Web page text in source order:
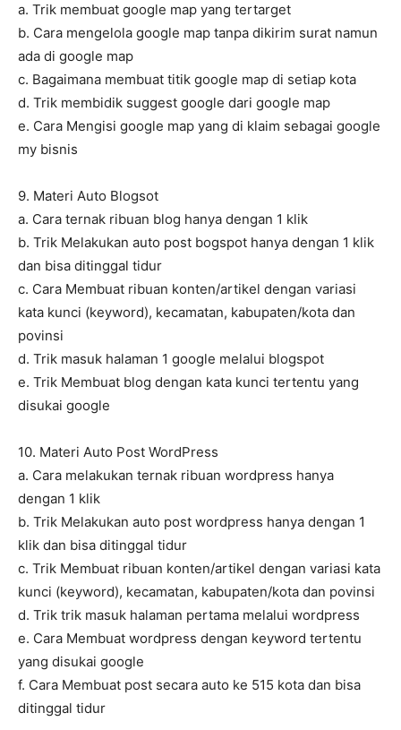
a. Trik membuat google map yang tertarget
b. Cara mengelola google map tanpa dikirim surat namun
ada di google map
c. Bagaimana membuat titik google map di setiap kota
d. Trik membidik suggest google dari google map
e. Cara Mengisi google map yang di klaim sebagai google
my bisnis
9. Materi Auto Blogsot
a. Cara ternak ribuan blog hanya dengan 1 klik
b. Trik Melakukan auto post bogspot hanya dengan 1 klik
dan bisa ditinggal tidur
c. Cara Membuat ribuan konten/artikel dengan variasi
kata kunci (keyword), kecamatan, kabupaten/kota dan
povinsi
d. Trik masuk halaman 1 google melalui blogspot
e. Trik Membuat blog dengan kata kunci tertentu yang
disukai google
10. Materi Auto Post WordPress
a. Cara melakukan ternak ribuan wordpress hanya
dengan 1 klik
b. Trik Melakukan auto post wordpress hanya dengan 1
klik dan bisa ditinggal tidur
c. Trik Membuat ribuan konten/artikel dengan variasi kata
kunci (keyword), kecamatan, kabupaten/kota dan povinsi
d. Trik trik masuk halaman pertama melalui wordpress
e. Cara Membuat wordpress dengan keyword tertentu
yang disukai google
f. Cara Membuat post secara auto ke 515 kota dan bisa
ditinggal tidur